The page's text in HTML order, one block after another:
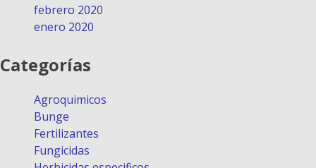
febrero 2020
enero 2020
Categorías
Agroquimicos
Bunge
Fertilizantes
Fungicidas